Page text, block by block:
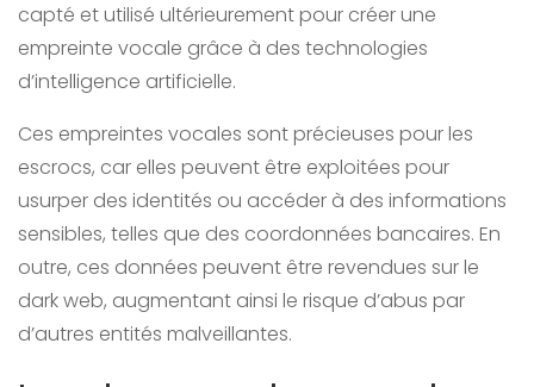
capté et utilisé ultérieurement pour créer une
empreinte vocale grâce à des technologies
d’intelligence artificielle.
Ces empreintes vocales sont précieuses pour les
escrocs, car elles peuvent être exploitées pour
usurper des identités ou accéder à des informations
sensibles, telles que des coordonnées bancaires. En
outre, ces données peuvent être revendues sur le
dark web, augmentant ainsi le risque d’abus par
d’autres entités malveillantes.